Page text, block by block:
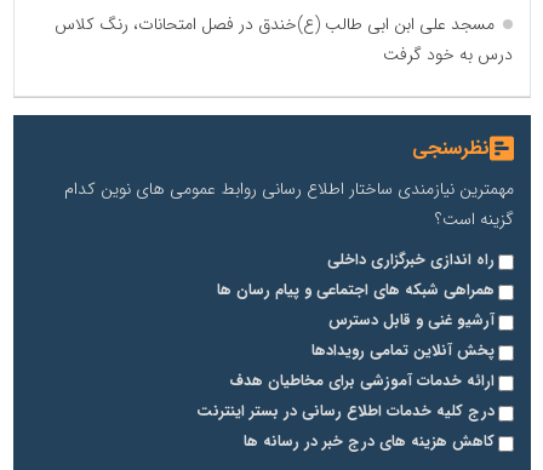
مسجد علی ابن ابی طالب (ع)خندق در فصل امتحانات، رنگ کلاس
درس به خود گرفت
نظرسنجی
مهمترین نیازمندی ساختار اطلاع رسانی روابط عمومی های نوین کدام
گزینه است؟
راه اندازی خبرگزاری داخلی
همراهی شبکه های اجتماعی و پیام رسان ها
آرشیو غنی و قابل دسترس
پخش آنلاین تمامی رویدادها
ارائه خدمات آموزشی برای مخاطیان هدف
درج کلیه خدمات اطلاع رسانی در بستر اینترنت
کاهش هزینه های درج خبر در رسانه ها